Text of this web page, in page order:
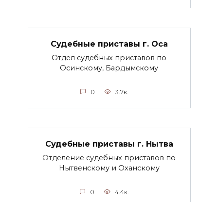
Судебные приставы г. Оса
Отдел судебных приставов по
Осинскому, Бардымскому
0 3.7к.
Судебные приставы г. Нытва
Отделение судебных приставов по
Нытвенскому и Оханскому
0 4.4к.